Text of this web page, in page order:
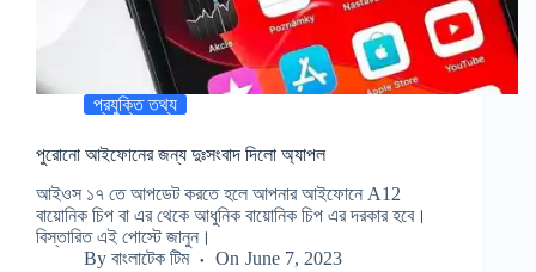
প্রযুক্তি তথ্য
পুরোনো আইফোনের জন্য দুঃসংবাদ দিলো অ্যাপল
আইওস ১৭ তে আপডেট করতে হলে আপনার আইফোনে A12
বায়োনিক চিপ বা এর থেকে আধুনিক বায়োনিক চিপ এর দরকার হবে।
বিস্তারিত এই পোস্টে জানুন।
By বাংলাটেক টিম On June 7, 2023